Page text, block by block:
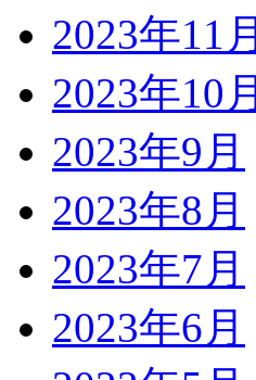
2023年11月
2023年10月
2023年9月
2023年8月
2023年7月
2023年6月